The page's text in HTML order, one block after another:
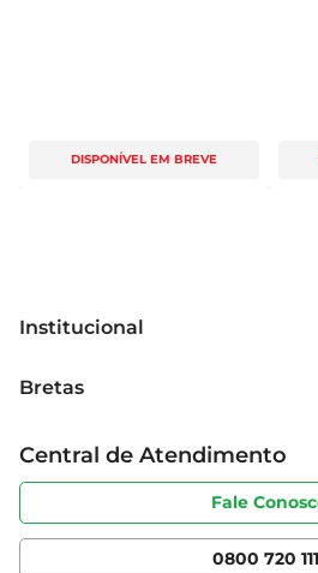
DISPONÍVEL EM BREVE
Institucional
Grupo Cencosud
Sobre privacidade
Portal do fornecedor
Cencosud Media
Bretas
Produtos Bretas
Código de ética
Serviços
Central de Atendimento
Fale
0800 720